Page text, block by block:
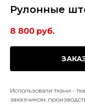
Рулонные
8 800 руб.
Использовали ткани -
заказчиком,